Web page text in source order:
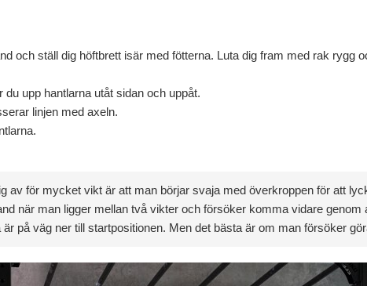
och ställ dig höftbrett isär med fötterna. Luta dig fram med rak rygg
upp hantlarna utåt sidan och uppåt.
linjen med axeln.
av för mycket vikt är att man börjar svaja med överkroppen för att
när man ligger mellan två vikter och försöker komma vidare genom
på väg ner till startpositionen. Men det bästa är om man försöker